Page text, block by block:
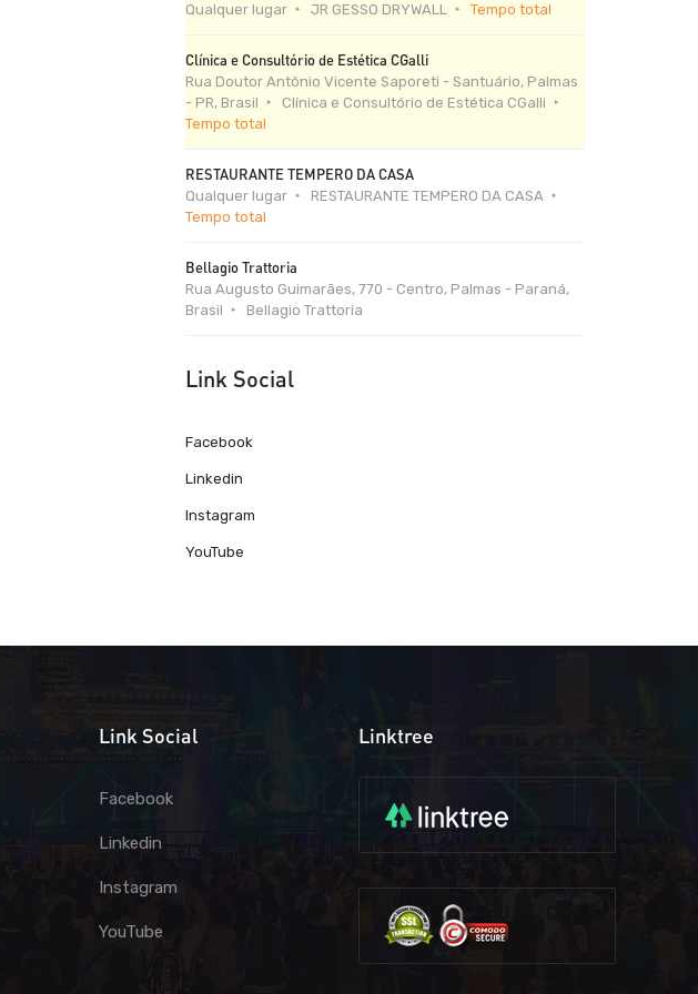
Qualquer lugar JR GESSO DRYWALL Tempo total
Clínica e Consultório de Estética CGalli
Rua Doutor Antônio Vicente Saporeti - Santuário, Palmas
- PR, Brasil
Clínica e Consultório de Estética CGalli
Tempo total
RESTAURANTE TEMPERO DA CASA
Qualquer lugar
RESTAURANTE TEMPERO DA CASA
Tempo total
Bellagio Trattoria
Rua Augusto Guimarães, 770 - Centro, Palmas - Paraná,
Brasil
Bellagio Trattoria
Link Social
Facebook
Linkedin
Instagram
YouTube
Link Social
Facebook
Linkedin
Instagram
YouTube
Linktree